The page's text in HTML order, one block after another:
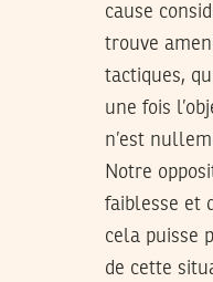
cause
trouve
tactiques,
une fois
n’est
Notre
faiblesse et
cela puisse
de cette